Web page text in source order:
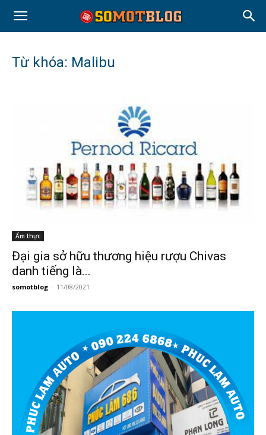
Từ khóa: Malibu
Ẩm thực
Đại gia sở hữu thương hiệu rượu Chivas
danh tiếng là...
somotblog - 11/08/2021